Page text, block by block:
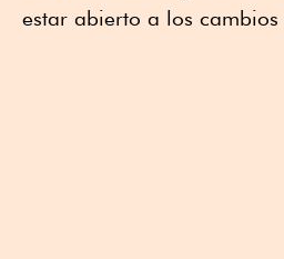
estar abierto a los